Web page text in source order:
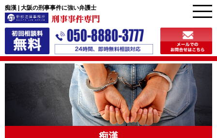
痴漢 | 大阪の刑事事件に強い弁護士